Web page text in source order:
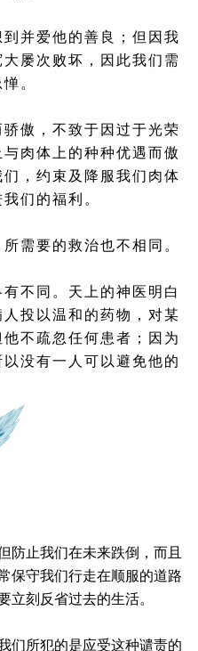
并爱他的善良；但因我
屡次败坏，因此我们需
。
傲，不致于因过于光荣
肉体上的种种优遇而傲
，约束及降服我们肉体
们的福利。
需要的救治也不相同。
不同。天上的神医明白
投以温和的药物，对某
不疏忽任何患者；因为
没有一人可以避免他的
防止我们在未来跌倒，而且
保守我们行走在顺服的道路
立刻反省过去的生活。
们所犯的是应受这种谴责的